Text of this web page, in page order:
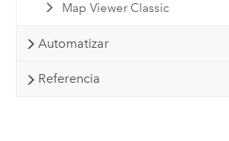
Map Viewer Classic
Automatizar
Referencia